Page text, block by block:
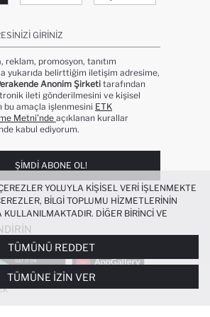
GIRINIZ
reklam, promosyon, tanıtım
yukarıda belirttiğim iletişim adresime,
Anonim Şirketi tarafından
ileti gönderilmesini ve kişisel
bu amaçla işlenmesini ETK
Metni’nde açıklanan kurallar
kabul ediyorum.
ŞIMDI ABONE OL!
YOLUYLA KIŞISEL VERI IŞLENMEKTE
BILGI TOPLUMU HIZMETLERININ
DIĞER BIRINCI VE
ISE SIZE DAHA IYI BIR ALIŞVERIŞ
SITEMIZIN DAHA IŞLEVSEL KILINMASI VE
AÇIK RIZA VERMENIZ HALINDE, SIZLERE
YAPILMASI AMAÇLARIYLA
ÇEREZLERE DAIR TERCIHLERINIZI
ARACILIĞIYLA HER ZAMAN YÖNETEBILIR,
DETAYLI BILGIYE
TÜMÜNÜ REDDET
TÜMÜNE İZIN VER